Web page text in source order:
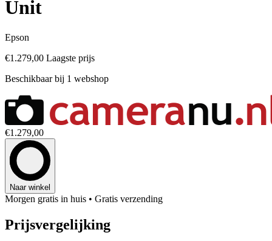
Unit
Epson
€1.279,00 Laagste prijs
Beschikbaar bij 1 webshop
€1.279,00
Naar winkel
Morgen gratis in huis • Gratis verzending
Prijsvergelijking